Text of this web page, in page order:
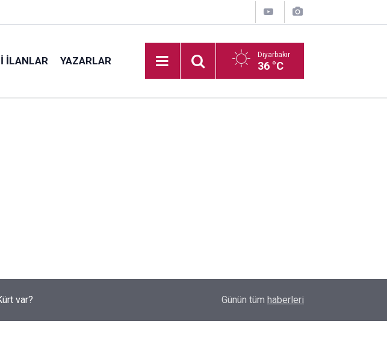
İLANLAR YAZARLAR Diyarbakır
36 °C
neleri kapsiyor? Amedspor’dan süper lig öncesi önemli hamle:
Günün tüm haberleri